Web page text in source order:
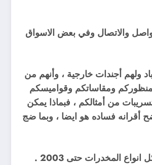
والاتصال وفي بعض الاسواق
ولهم أجندات خارجية ، وأنهم من
ومقاساتكم وقواميسكم
من أمثالكم ، فبماذا يمكن
أقرانه فساده هو ايضا ، وبما ضج
المخدرات حتى 2003 .